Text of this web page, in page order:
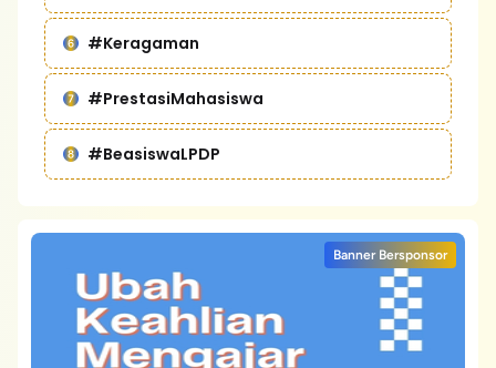
#Keragaman
#PrestasiMahasiswa
#BeasiswaLPDP
Banner Bersponsor